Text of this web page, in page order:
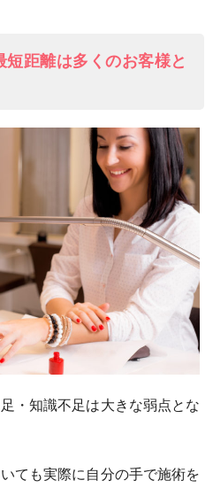
距離は多くのお客様と
・知識不足は大きな弱点とな
ても実際に自分の手で施術を